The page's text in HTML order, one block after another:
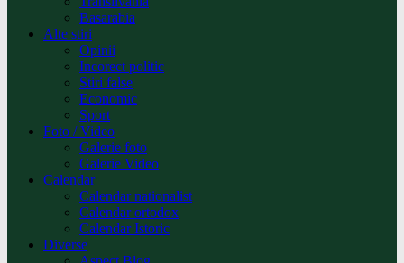
Basarabia
Alte stiri
Opinii
Incorect politic
Stiri false
Economic
Sport
Foto / Video
Galerie foto
Galerie Video
Calendar
Calendar nationalist
Calendar ortodox
Calendar Istoric
Diverse